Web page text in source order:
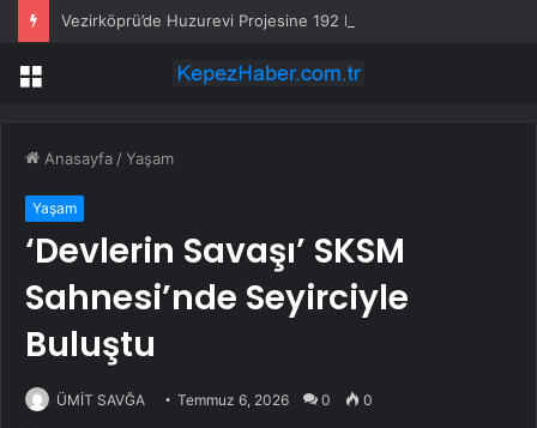
Vezirköprü’de Huzurevi Projesine 192 Milyon TL Destek
Menü
Anasayfa /Yaşam
Yaşam
‘Devlerin Savaşı’ SKSM
Sahnesi’nde Seyirciyle
Buluştu
ÜMİT SAVĞA Temmuz 6, 2026 0 0